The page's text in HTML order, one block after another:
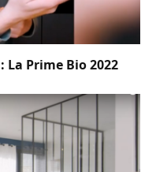
Prime Bio 2022